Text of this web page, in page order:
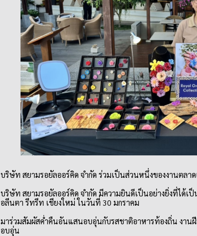
บริษัท สยามรอยัลออร์คิด จำกัด ร่วมเป็นส่วนหนึ่งของงานตลา
บริษัท สยามรอยัลออร์คิด จำกัด มีความยินดีเป็นอย่างยิ่งที่ได้
อลีนตา รีทรีท เชียงใหม่ ในวันที่ 30 มกราคม
มาร่วมสัมผัสค่ำคืนอันแสนอบอุ่นกับรสชาติอาหารท้องถิ่น ง
อบอุ่น